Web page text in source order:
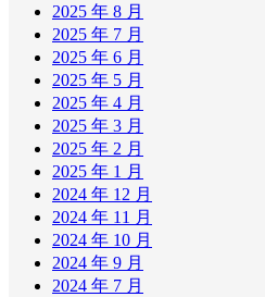
2025 年 8 月
2025 年 7 月
2025 年 6 月
2025 年 5 月
2025 年 4 月
2025 年 3 月
2025 年 2 月
2025 年 1 月
2024 年 12 月
2024 年 11 月
2024 年 10 月
2024 年 9 月
2024 年 7 月